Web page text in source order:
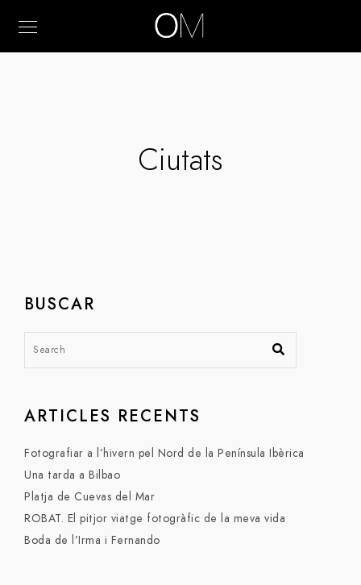
Ciutats
BUSCAR
ARTICLES RECENTS
Fotografiar a l’hivern pel Nord de la Península Ibèrica
Una tarda a Bilbao
Platja de Cuevas del Mar
ROBAT. El pitjor viatge fotogràfic de la meva vida
Boda de l’Irma i Fernando